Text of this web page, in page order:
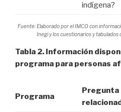
indígena?
Fuente: Elaborado por el IMCO con
Inegi y los cuestionarios y tabulados
Tabla 2. Información
programa para personas
Programa
Pregunta